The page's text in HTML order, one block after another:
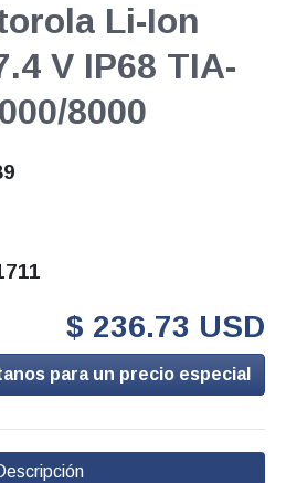
Li-Ion
V IP68 TIA-
8000
$ 236.73 USD
para un precio especial